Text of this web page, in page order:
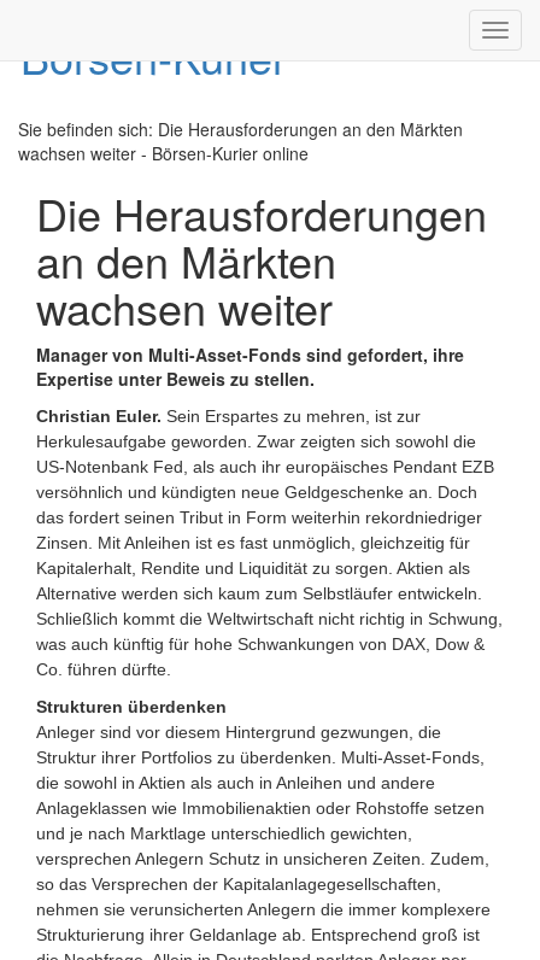
Sie befinden sich: Die Herausforderungen an den Märkten
wachsen weiter - Börsen-Kurier online
Die Herausforderungen
an den Märkten
wachsen weiter
Manager von Multi-Asset-Fonds sind gefordert, ihre
Expertise unter Beweis zu stellen.
Christian Euler. Sein Erspartes zu mehren, ist zur
Herkulesaufgabe geworden. Zwar zeigten sich sowohl die
US-Notenbank Fed, als auch ihr europäisches Pendant EZB
versöhnlich und kündigten neue Geldgeschenke an. Doch
das fordert seinen Tribut in Form weiterhin rekordniedriger
Zinsen. Mit Anleihen ist es fast unmöglich, gleichzeitig für
Kapitalerhalt, Rendite und Liquidität zu sorgen. Aktien als
Alternative werden sich kaum zum Selbstläufer entwickeln.
Schließlich kommt die Weltwirtschaft nicht richtig in Schwung,
was auch künftig für hohe Schwankungen von DAX, Dow &
Co. führen dürfte.
Strukturen überdenken
Anleger sind vor diesem Hintergrund gezwungen, die
Struktur ihrer Portfolios zu überdenken. Multi-Asset-Fonds,
die sowohl in Aktien als auch in Anleihen und andere
Anlageklassen wie Immobilienaktien oder Rohstoffe setzen
und je nach Marktlage unterschiedlich gewichten,
versprechen Anlegern Schutz in unsicheren Zeiten. Zudem,
so das Versprechen der Kapitalanlagegesellschaften,
nehmen sie verunsicherten Anlegern die immer komplexere
Strukturierung ihrer Geldanlage ab. Entsprechend groß ist